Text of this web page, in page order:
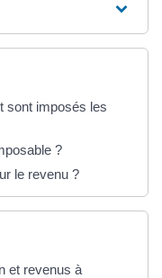
sont imposés les
?
le revenu ?
et revenus à